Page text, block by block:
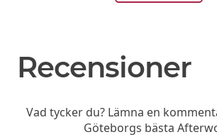
Recensioner
Vad tycker du? Lämna en
Göteborgs bästa